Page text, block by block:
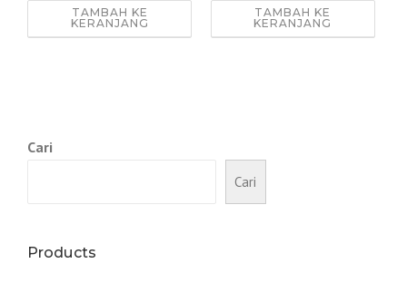
TAMBAH KE
KERANJANG
TAMBAH KE
KERANJANG
Cari
Cari
Products